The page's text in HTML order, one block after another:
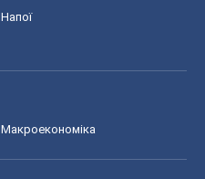
Напої
Макроекономіка